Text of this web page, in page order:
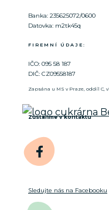
Banka: 235625072/0600
Datovka: m2tk45q
FIREMNÍ ÚDAJE:
IČO: 095 58 187
DIČ: CZ09558187
Zapsána u MS v Praze, oddíl C,
Zůstaňme v kontaktu
Sledujte nás na Facebooku